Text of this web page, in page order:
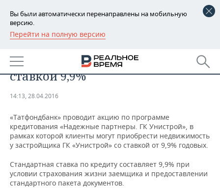
Вы были автоматически перенаправлены на мобильную
версию.
Перейти на полную версию
РЕГИОНЫ
БАШКОРТОСТАН
ТАТАРСТАН
НОВОСТИ
АНАЛИТИКА
ДЕКЛАРАЦИИ О ДОХОДАХ
КОРОЛИ ГОСЗАКАЗА ПФО
ВУЗЫ ТАТАРСТАНА
НОВОСТИ ЭКОНОМИКИ
ФИНАНСЫ
БАНКИ
ПРОМЫШЛЕННОСТЬ
НОВОСТИ
АГРОПРОМ
НЕДВИЖИМОСТЬ
НОВОСТИ НЕДВИЖИМОСТИ
АВТО
рамках акции ипотеку со
ставкой 9,9%
14:13, 28.04.2016
«Татфондбанк» проводит акцию по программе
кредитования «Надежные партнеры. ГК Унистрой», в
рамках которой клиенты могут приобрести недвижимость
у застройщика ГК «Унистрой» со ставкой от 9,9% годовых.
Стандартная ставка по кредиту составляет 9,9% при
условии страхования жизни заемщика и предоставлении
стандартного пакета документов.